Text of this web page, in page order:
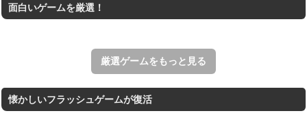
王国を構築していく放置系のシミュレーションゲーム。
すべての矢印を画面外へ導くパズルゲーム。
面白いゲームを厳選！
厳選ゲームをもっと見る
懐かしいフラッシュゲームが復活